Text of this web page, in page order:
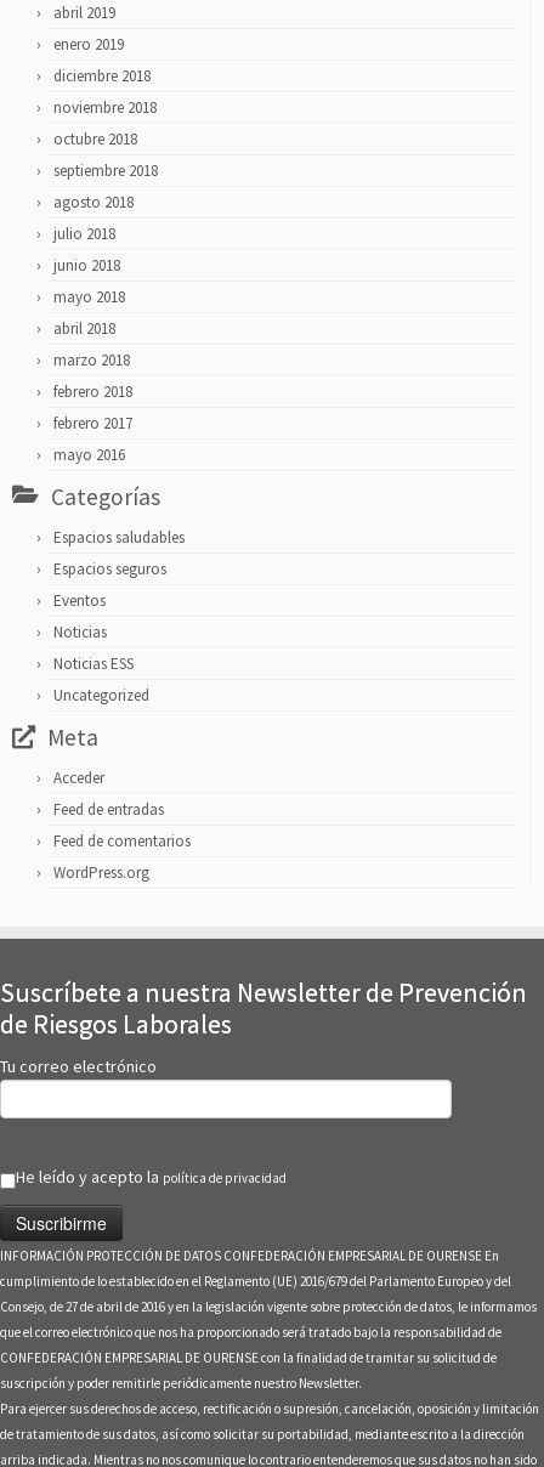
abril 2019
enero 2019
diciembre 2018
noviembre 2018
octubre 2018
septiembre 2018
agosto 2018
julio 2018
junio 2018
mayo 2018
abril 2018
marzo 2018
febrero 2018
febrero 2017
mayo 2016
Categorías
Espacios saludables
Espacios seguros
Eventos
Noticias
Noticias ESS
Uncategorized
Meta
Acceder
Feed de entradas
Feed de comentarios
WordPress.org
Suscríbete a nuestra Newsletter de Prevención
de Riesgos Laborales
Tu correo electrónico
He leído y acepto la política de privacidad
INFORMACIÓN PROTECCIÓN DE DATOS CONFEDERACIÓN EMPRESARIAL DE OURENSE En
cumplimiento de lo establecido en el Reglamento (UE) 2016/679 del Parlamento Europeo y del
Consejo, de 27 de abril de 2016 y en la legislación vigente sobre protección de datos, le informamos
que el correo electrónico que nos ha proporcionado será tratado bajo la responsabilidad de
CONFEDERACIÓN EMPRESARIAL DE OURENSE con la finalidad de tramitar su solicitud de
suscripción y poder remitirle periódicamente nuestro Newsletter.
Para ejercer sus derechos de acceso, rectificación o supresión, cancelación, oposición y limitación
de tratamiento de sus datos, así como solicitar su portabilidad, mediante escrito a la dirección
arriba indicada. Mientras no nos comunique lo contrario entenderemos que sus datos no han sido